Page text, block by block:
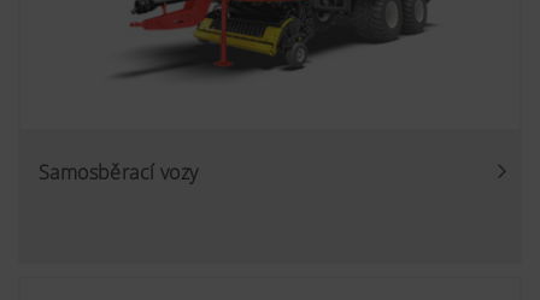
Samosběrací vozy